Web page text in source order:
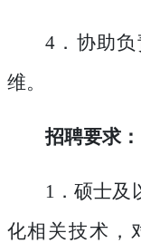
4 ．协助
维。
招聘要求：
1 ．硕士及
化相关技术，